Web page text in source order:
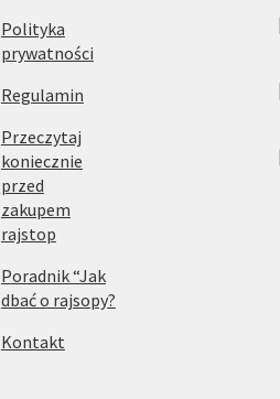
Polityka
prywatności
Regulamin
Przeczytaj
koniecznie
przed
zakupem
rajstop
Poradnik “Jak
dbać o rajsopy?
Kontakt